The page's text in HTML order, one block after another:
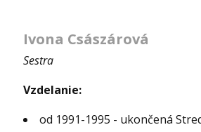
Ivona Császárová
Sestra
Vzdelanie:
od 1991-1995 - ukončená